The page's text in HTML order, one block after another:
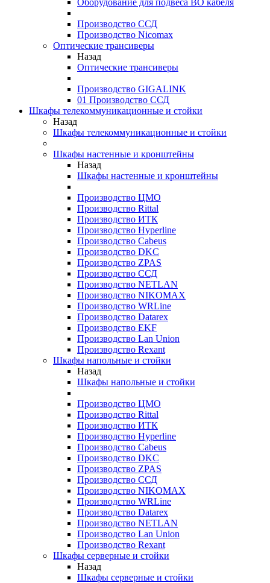
Оборудование для подвеса ВО кабеля
Производство ССД
Производство Nicomax
Оптические трансиверы
Назад
Оптические трансиверы
Производство GIGALINK
01 Производство ССД
Шкафы телекоммуникационные и стойки
Назад
Шкафы телекоммуникационные и стойки
Шкафы настенные и кронштейны
Назад
Шкафы настенные и кронштейны
Производство ЦМО
Производство Rittal
Производство ИТК
Производство Hyperline
Производство Cabeus
Производство DKC
Производство ZPAS
Производство ССД
Производство NETLAN
Производство NIKOMAX
Производство WRLine
Производство Datarex
Производство EKF
Производство Lan Union
Производство Rexant
Шкафы напольные и стойки
Назад
Шкафы напольные и стойки
Производство ЦМО
Производство Rittal
Производство ИТК
Производство Hyperline
Производство Cabeus
Производство DKC
Производство ZPAS
Производство ССД
Производство NIKOMAX
Производство WRLine
Производство Datarex
Производство NETLAN
Производство Lan Union
Производство Rexant
Шкафы серверные и стойки
Назад
Шкафы серверные и стойки